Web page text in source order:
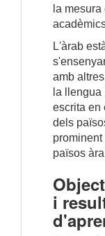
la
L'àrab
amb
la
escrita en
dels
països
i